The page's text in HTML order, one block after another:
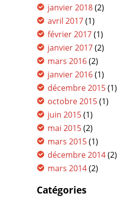
janvier 2018(2)
avril 2017(1)
février 2017(1)
janvier 2017(2)
mars 2016(2)
janvier 2016(1)
décembre 2015(1)
octobre 2015(1)
juin 2015(1)
mai 2015(2)
mars 2015(1)
décembre 2014(2)
mars 2014(2)
Catégories